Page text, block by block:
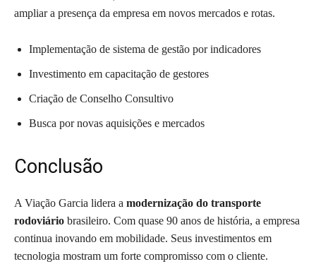
ampliar a presença da empresa em novos mercados e rotas.
Implementação de sistema de gestão por indicadores
Investimento em capacitação de gestores
Criação de Conselho Consultivo
Busca por novas aquisições e mercados
Conclusão
A Viação Garcia lidera a modernização do transporte
rodoviário brasileiro. Com quase 90 anos de história, a empresa
continua inovando em mobilidade. Seus investimentos em
tecnologia mostram um forte compromisso com o cliente.